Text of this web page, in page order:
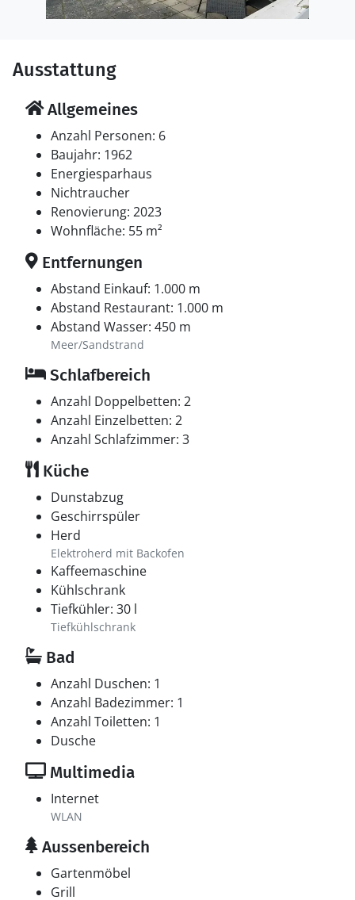
Ausstattung
Allgemeines
Anzahl Personen: 6
Baujahr: 1962
Energiesparhaus
Nichtraucher
Renovierung: 2023
Wohnfläche: 55 m²
Entfernungen
Abstand Einkauf: 1.000 m
Abstand Restaurant: 1.000 m
Abstand Wasser: 450 m
Meer/Sandstrand
Schlafbereich
Anzahl Doppelbetten: 2
Anzahl Einzelbetten: 2
Anzahl Schlafzimmer: 3
Küche
Dunstabzug
Geschirrspüler
Herd
Elektroherd mit Backofen
Kaffeemaschine
Kühlschrank
Tiefkühler: 30 l
Tiefkühlschrank
Bad
Anzahl Duschen: 1
Anzahl Badezimmer: 1
Anzahl Toiletten: 1
Dusche
Multimedia
Internet
WLAN
Aussenbereich
Gartenmöbel
Grill